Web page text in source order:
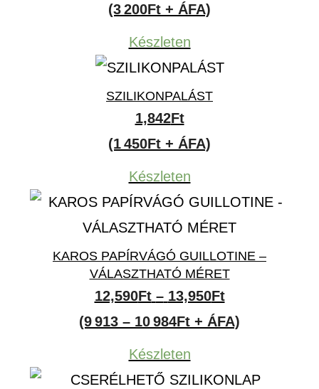
(3 200Ft + ÁFA)
Készleten
SZILIKONPALÁST
1,842Ft
(1 450Ft + ÁFA)
Készleten
KAROS PAPÍRVÁGÓ GUILLOTINE –
VÁLASZTHATÓ MÉRET
12,590Ft – 13,950FtÁrtartomány:
12,590Ft
13,950Ft
(9 913 – 10 984Ft + ÁFA)
Készleten